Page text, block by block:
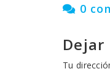
0
Tu